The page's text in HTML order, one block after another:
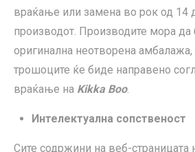
враќање или замена во рок од 14
производот. Производите мора да
оригинална неотворена
трошоците ќе биде направено
враќање на Kikka Boo.
Интелектуална сопственост
Сите содржини на веб-страницата